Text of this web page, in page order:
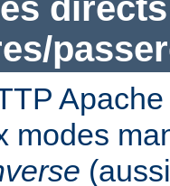
modes